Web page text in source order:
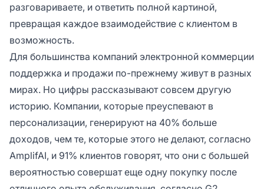
разговариваете, и ответить полной картиной,
превращая каждое взаимодействие с клиентом в
возможность.
Для большинства компаний электронной коммерции
поддержка и продажи по-прежнему живут в разных
мирах. Но цифры рассказывают совсем другую
историю. Компании, которые преуспевают в
персонализации, генерируют на 40% больше
доходов, чем те, которые этого не делают, согласно
AmplifAI, и 91% клиентов говорят, что они с большей
вероятностью совершат еще одну покупку после